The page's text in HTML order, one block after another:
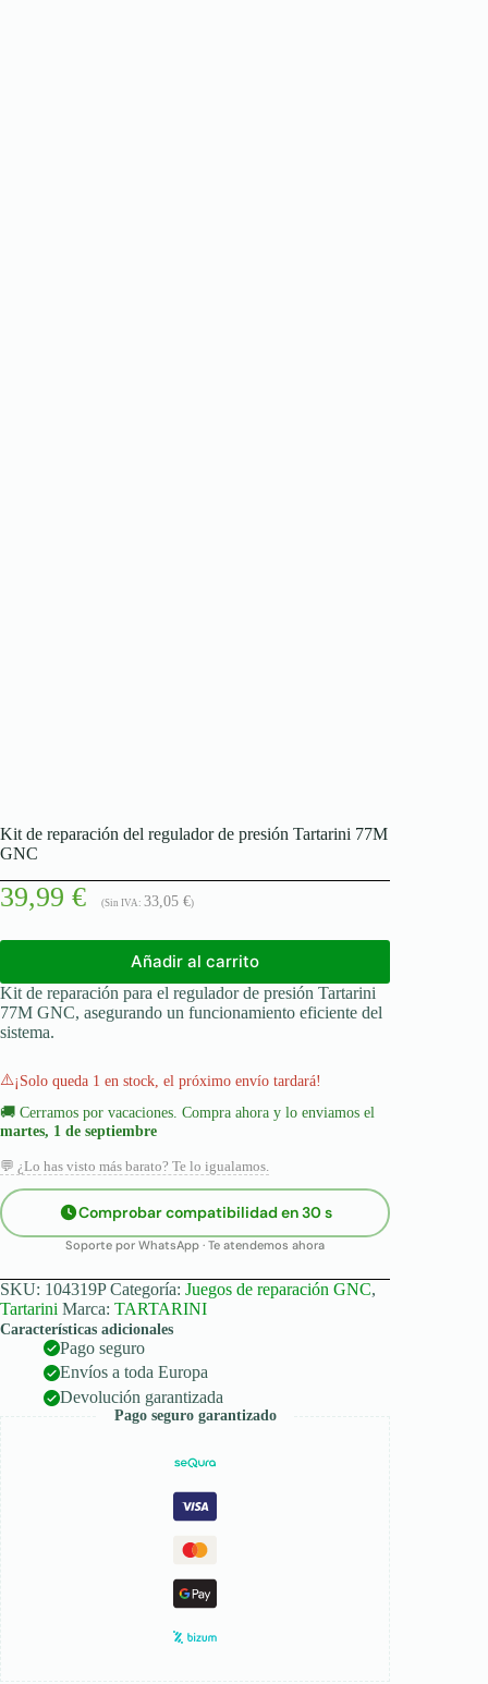
Kit de reparación del regulador de presión Tartarini 77M
GNC
39,99 € (Sin IVA: 33,05 €)
Añadir al carrito
Kit de reparación para el regulador de presión Tartarini
77M GNC, asegurando un funcionamiento eficiente del
sistema.
⚠️¡Solo queda 1 en stock, el próximo envío tardará!
🚚 Cerramos por vacaciones. Compra ahora y lo enviamos el
martes, 1 de septiembre
💬 ¿Lo has visto más barato? Te lo igualamos.
Comprobar compatibilidad en 30 s
Soporte por WhatsApp · Te atendemos ahora
SKU: 104319P Categoría: Juegos de reparación GNC,
Tartarini Marca: TARTARINI
Características adicionales
Pago seguro
Envíos a toda Europa
Devolución garantizada
Pago seguro garantizado